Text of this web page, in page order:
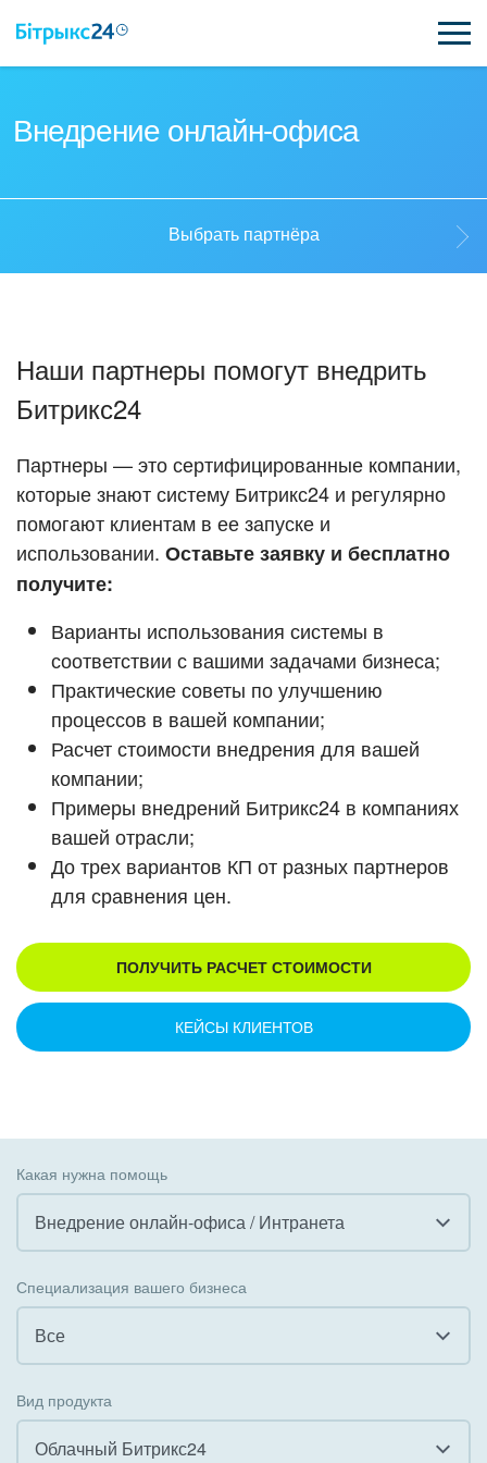
ПОДДЕРЖКА
ВХОД
ВХОД
Внедрение онлайн-офиса
Стать партнёром
Кейсы партнёров
Смотреть видеокейсы
Выбрать партнёра
Наши партнеры помогут внедрить
Битрикс24
Партнеры — это сертифицированные компании,
которые знают систему Битрикс24 и регулярно
помогают клиентам в ее запуске и
использовании. Оставьте заявку и бесплатно
получите:
Варианты использования системы в
соответствии с вашими задачами бизнеса;
Практические советы по улучшению
процессов в вашей компании;
Расчет стоимости внедрения для вашей
компании;
Примеры внедрений Битрикс24 в компаниях
вашей отрасли;
До трех вариантов КП от разных партнеров
для сравнения цен.
ПОЛУЧИТЬ РАСЧЕТ СТОИМОСТИ
КЕЙСЫ КЛИЕНТОВ
Какая нужна помощь
Внедрение онлайн-офиса / Интранета
Внедрение КЭДО
Интеграция с 1С
Специализация вашего бизнеса
Все
Вид продукта
Облачный Битрикс24